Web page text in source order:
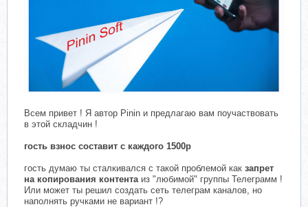
Всем привет ! Я автор Pinin и предлагаю вам поучаствовать
в этой складчин !
гость взнос составит с каждого 1500р
гость думаю ты сталкивался с такой проблемой как запрет
на копирования контента из "любимой" группы Телеграмм !
Или может ты решил создать сеть телеграм каналов, но
наполнять ручками не вариант !?